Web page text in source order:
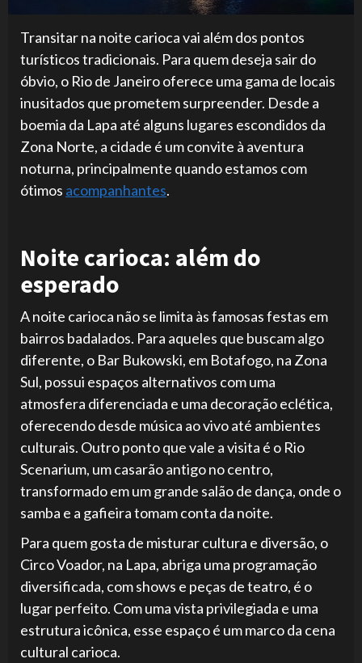
Transitar na noite carioca vai além dos pontos
turísticos tradicionais. Para quem deseja sair do
óbvio, o Rio de Janeiro oferece uma gama de locais
inusitados que prometem surpreender. Desde a
boemia da Lapa até alguns lugares escondidos da
Zona Norte, a cidade é um convite à aventura
noturna, principalmente quando estamos com
ótimos acompanhantes.
Noite carioca: além do
esperado
A noite carioca não se limita às famosas festas em
bairros badalados. Para aqueles que buscam algo
diferente, o Bar Bukowski, em Botafogo, na Zona
Sul, possui espaços alternativos com uma
atmosfera diferenciada e uma decoração eclética,
oferecendo desde música ao vivo até ambientes
culturais. Outro ponto que vale a visita é o Rio
Scenarium, um casarão antigo no centro,
transformado em um grande salão de dança, onde o
samba e a gafieira tomam conta da noite.
Para quem gosta de misturar cultura e diversão, o
Circo Voador, na Lapa, abriga uma programação
diversificada, com shows e peças de teatro, é o
lugar perfeito. Com uma vista privilegiada e uma
estrutura icônica, esse espaço é um marco da cena
cultural carioca.